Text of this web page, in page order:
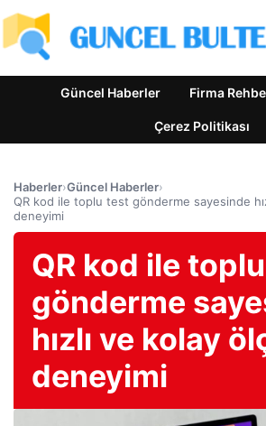
Güncel Haberler Firma
Çerez Politikası
Haberler›Güncel Haberler›
QR kod ile toplu test gönderme sayesinde
deneyimi
QR kod ile
gönderme
hızlı ve kolay
deneyimi